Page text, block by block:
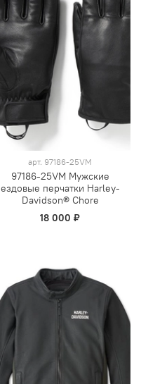
арт. 97186-25VM
97186-25VM Мужские
ездовые перчатки Harley-
Davidson® Chore
18 000 ₽